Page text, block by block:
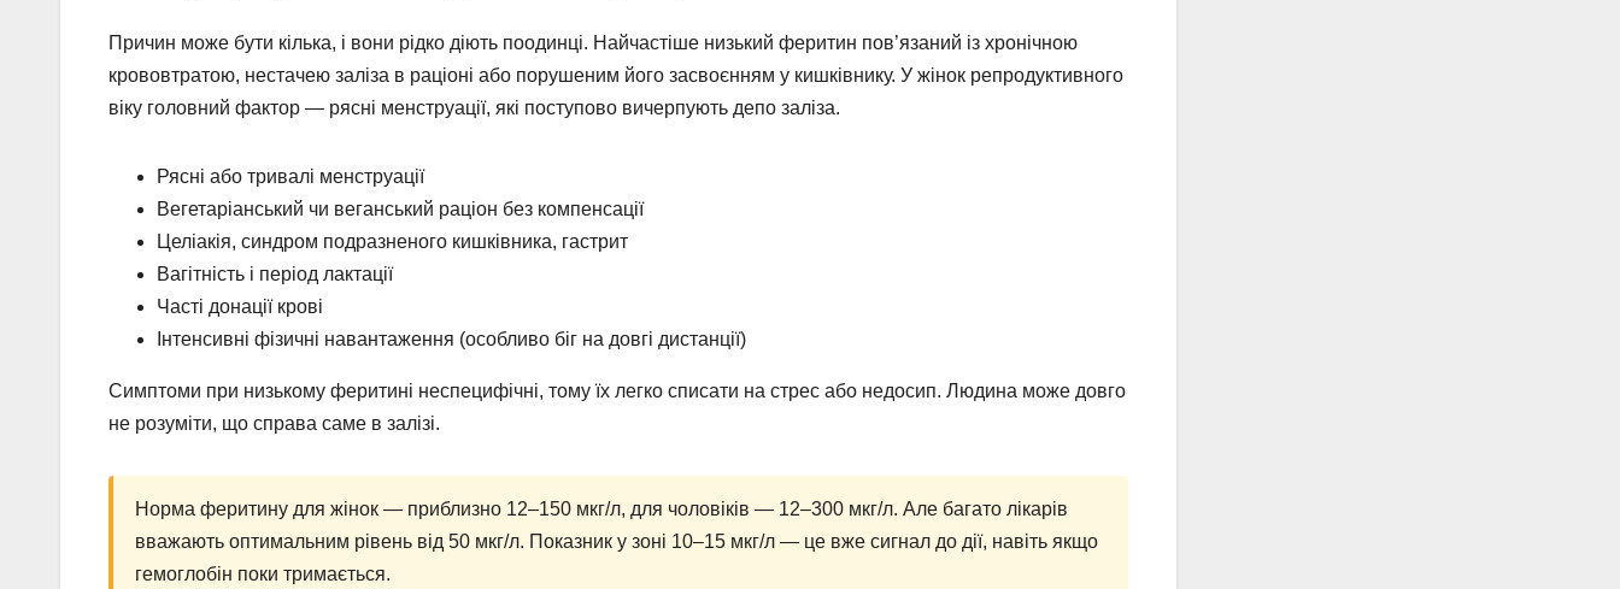
Причин може бути кілька, і вони рідко діють поодинці. Найчастіше низький феритин пов’язаний із хронічною
крововтратою, нестачею заліза в раціоні або порушеним його засвоєнням у кишківнику. У жінок репродуктивного
віку головний фактор — рясні менструації, які поступово вичерпують депо заліза.
Рясні або тривалі менструації
Вегетаріанський чи веганський раціон без компенсації
Целіакія, синдром подразненого кишківника, гастрит
Вагітність і період лактації
Часті донації крові
Інтенсивні фізичні навантаження (особливо біг на довгі дистанції)
Симптоми при низькому феритині неспецифічні, тому їх легко списати на стрес або недосип. Людина може довго
не розуміти, що справа саме в залізі.
Норма феритину для жінок — приблизно 12–150 мкг/л, для чоловіків — 12–300 мкг/л. Але багато лікарів
вважають оптимальним рівень від 50 мкг/л. Показник у зоні 10–15 мкг/л — це вже сигнал до дії, навіть якщо
гемоглобін поки тримається.